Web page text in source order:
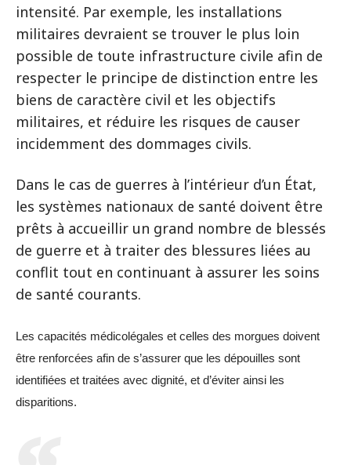
intensité. Par exemple, les installations
militaires devraient se trouver le plus loin
possible de toute infrastructure civile afin de
respecter le principe de distinction entre les
biens de caractère civil et les objectifs
militaires, et réduire les risques de causer
incidemment des dommages civils.
Dans le cas de guerres à l’intérieur d’un État,
les systèmes nationaux de santé doivent être
prêts à accueillir un grand nombre de blessés
de guerre et à traiter des blessures liées au
conflit tout en continuant à assurer les soins
de santé courants.
Les capacités médicolégales et celles des morgues doivent
être renforcées afin de s’assurer que les dépouilles sont
identifiées et traitées avec dignité, et d’éviter ainsi les
disparitions.